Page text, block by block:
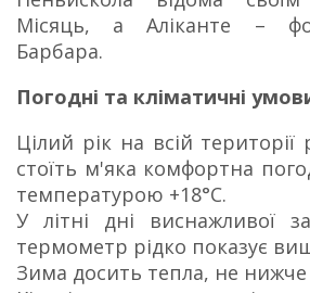
Місяць, а Аліканте –
Барбара.
Погодні та кліматичні
Цілий рік на всій території
стоїть м'яка комфортна
температурою +18°С.
У літні дні виснажливої
термометр рідко показує
Зима досить тепла, не нижче